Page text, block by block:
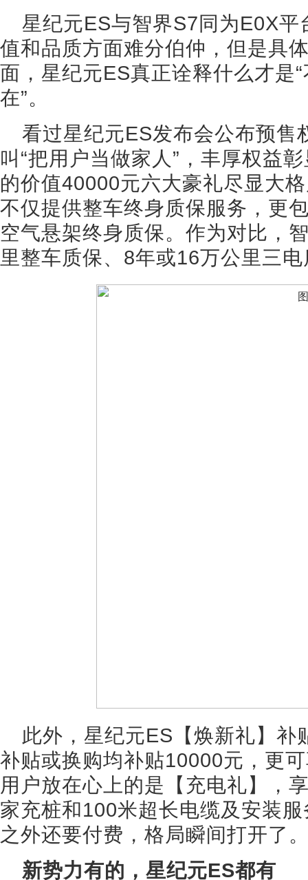
星纪元ES与智界S7同为E0X
值和品质方面难分伯仲，但是具
面，星纪元ES真正诠释什么才是
在”。
看过星纪元ES发布会公布预售
叫“把用户当做家人”，丰厚权益
的价值40000元六大豪礼尽显大
不仅提供整车终身质保服务，更
空气悬架终身质保。作为对比，
里整车质保、8年或16万公里三
此外，星纪元ES【焕新礼】补
补贴或换购均补贴10000元，更
用户放在心上的是【充电礼】，
家充桩和100米超长电缆及安装
之外还要付费，格局瞬间打开了
新势力有的，星纪元ES都有